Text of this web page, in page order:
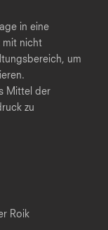
in eine
mit nicht
um
Mittel der
zu
Roik